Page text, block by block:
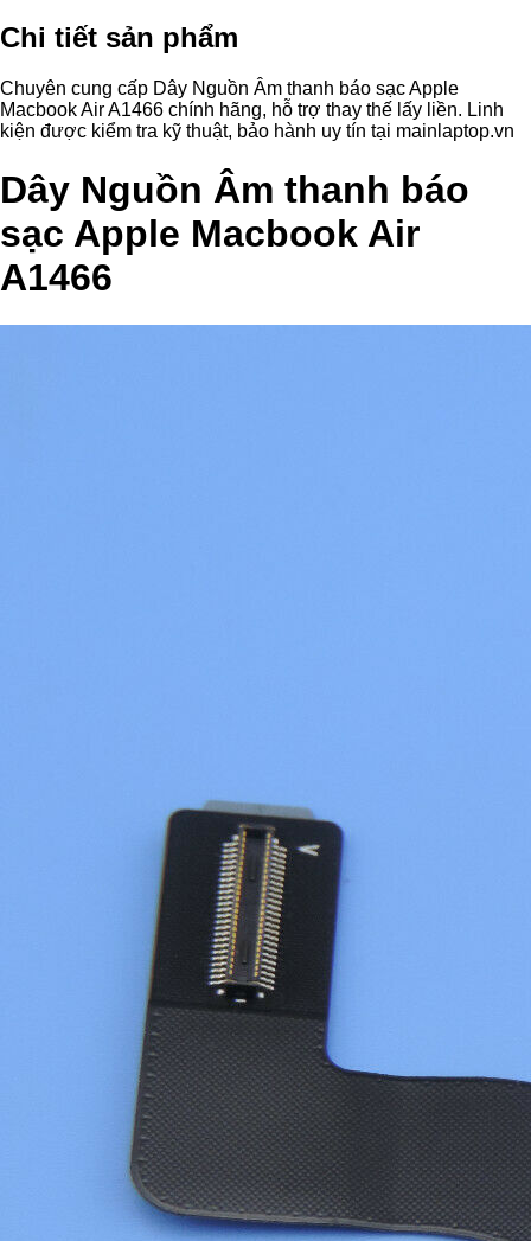
Chi tiết sản phẩm
Chuyên cung cấp Dây Nguồn Âm thanh báo sạc Apple
Macbook Air A1466 chính hãng, hỗ trợ thay thế lấy liền. Linh
kiện được kiểm tra kỹ thuật, bảo hành uy tín tại mainlaptop.vn
Dây Nguồn Âm thanh báo
sạc Apple Macbook Air
A1466